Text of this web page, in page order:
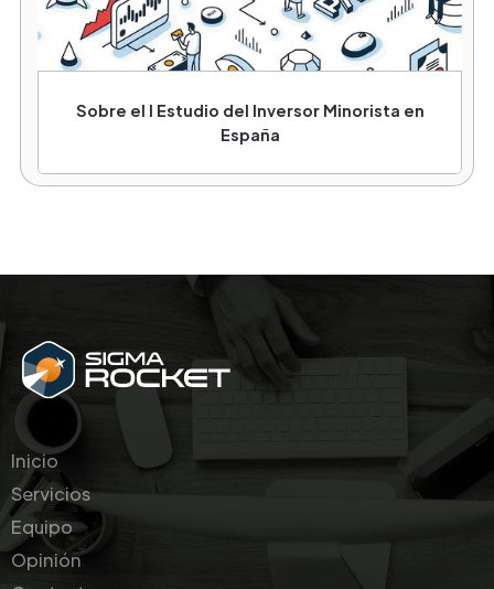
Sobre el I Estudio del Inversor Minorista en
España
Inicio
Servicios
Equipo
Opinión